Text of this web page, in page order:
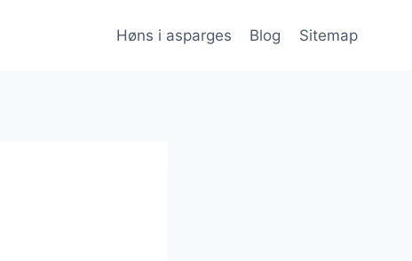
Høns i asparges Blog Sitemap